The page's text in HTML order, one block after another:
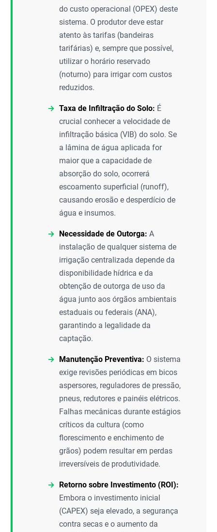
do custo operacional (OPEX) deste
sistema. O produtor deve estar
atento às tarifas (bandeiras
tarifárias) e, sempre que possível,
utilizar o horário reservado
(noturno) para irrigar com custos
reduzidos.
Taxa de Infiltração do Solo: É
crucial conhecer a velocidade de
infiltração básica (VIB) do solo. Se
a lâmina de água aplicada for
maior que a capacidade de
absorção do solo, ocorrerá
escoamento superficial (runoff),
causando erosão e desperdício de
água e insumos.
Necessidade de Outorga: A
instalação de qualquer sistema de
irrigação centralizada depende da
disponibilidade hídrica e da
obtenção de outorga de uso da
água junto aos órgãos ambientais
estaduais ou federais (ANA),
garantindo a legalidade da
captação.
Manutenção Preventiva: O sistema
exige revisões periódicas em bicos
aspersores, reguladores de pressão,
pneus, redutores e painéis elétricos.
Falhas mecânicas durante estágios
críticos da cultura (como
florescimento e enchimento de
grãos) podem resultar em perdas
irreversíveis de produtividade.
Retorno sobre Investimento (ROI):
Embora o investimento inicial
(CAPEX) seja elevado, a segurança
contra secas e o aumento da